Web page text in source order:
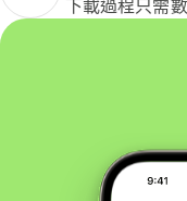
下載過程只需